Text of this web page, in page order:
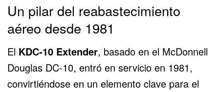
Un pilar del reabastecimiento
aéreo desde 1981
El KDC-10 Extender, basado en el McDonnell
Douglas DC-10, entró en servicio en 1981,
convirtiéndose en un elemento clave para el